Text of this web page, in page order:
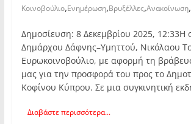
Κοινοβούλιο,Ενημέρωση,Βρυξέλλες,Ανακοίνωση,
Δημοσίευση: 8 Δεκεμβρίου 2025, 12:33Η
Δημάρχου Δάφνης–Υμηττού, Νικόλαου
Ευρωκοινοβούλιο, με αφορμή τη
μας για την προσφορά του προς το
Κοφίνου Κύπρου. Σε μια συγκινητική
Διαβάστε περισσότερα...